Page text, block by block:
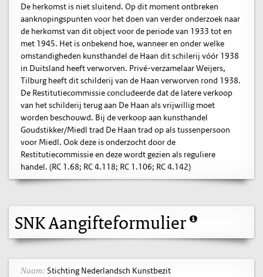
De herkomst is niet sluitend. Op dit moment ontbreken
aanknopingspunten voor het doen van verder onderzoek naar
de herkomst van dit object voor de periode van 1933 tot en
met 1945. Het is onbekend hoe, wanneer en onder welke
omstandigheden kunsthandel de Haan dit schilerij vóór 1938
in Duitsland heeft verworven. Privé-verzamelaar Weijers,
Tilburg heeft dit schilderij van de Haan verworven rond 1938.
De Restitutiecommissie concludeerde dat de latere verkoop
van het schilderij terug aan De Haan als vrijwillig moet
worden beschouwd. Bij de verkoop aan kunsthandel
Goudstikker/Miedl trad De Haan trad op als tussenpersoon
voor Miedl. Ook deze is onderzocht door de
Restitutiecommissie en deze wordt gezien als reguliere
handel. (RC 1.68; RC 4.118; RC 1.106; RC 4.142)
SNK Aangifteformulier
Naam: Stichting Nederlandsch Kunstbezit